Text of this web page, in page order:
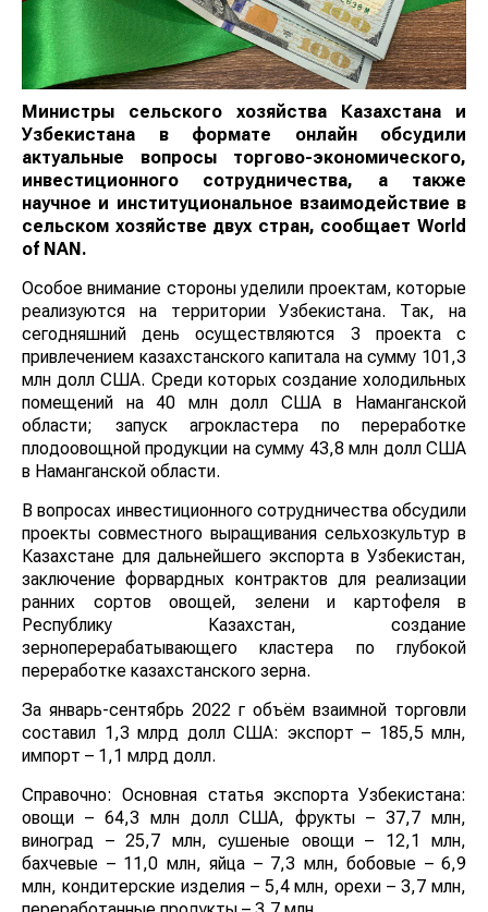
Министры сельского хозяйства Казахстана и
Узбекистана в формате онлайн обсудили
актуальные вопросы торгово-экономического,
инвестиционного сотрудничества, а также
научное и институциональное взаимодействие в
сельском хозяйстве двух стран, сообщает World
of NAN.
Особое внимание стороны уделили проектам, которые
реализуются на территории Узбекистана. Так, на
сегодняшний день осуществляются 3 проекта с
привлечением казахстанского капитала на сумму 101,3
млн долл США. Среди которых создание холодильных
помещений на 40 млн долл США в Наманганской
области; запуск агрокластера по переработке
плодоовощной продукции на сумму 43,8 млн долл США
в Наманганской области.
В вопросах инвестиционного сотрудничества обсудили
проекты совместного выращивания сельхозкультур в
Казахстане для дальнейшего экспорта в Узбекистан,
заключение форвардных контрактов для реализации
ранних сортов овощей, зелени и картофеля в
Республику Казахстан, создание
зерноперерабатывающего кластера по глубокой
переработке казахстанского зерна.
За январь-сентябрь 2022 г объём взаимной торговли
составил 1,3 млрд долл США: экспорт – 185,5 млн,
импорт – 1,1 млрд долл.
Справочно: Основная статья экспорта Узбекистана:
овощи – 64,3 млн долл США, фрукты – 37,7 млн,
виноград – 25,7 млн, сушеные овощи – 12,1 млн,
бахчевые – 11,0 млн, яйца – 7,3 млн, бобовые – 6,9
млн, кондитерские изделия – 5,4 млн, орехи – 3,7 млн,